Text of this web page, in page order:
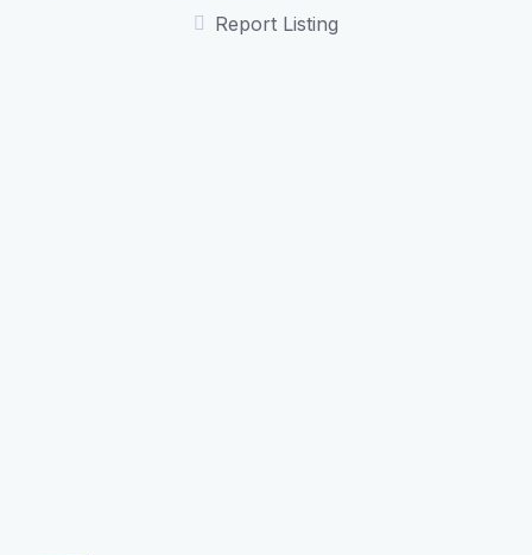
Report Listing